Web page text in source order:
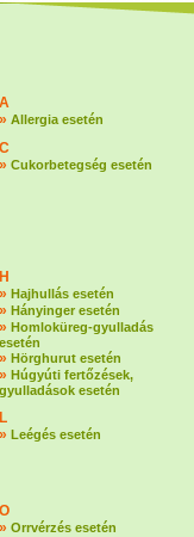
A
» Allergia esetén
C
» Cukorbetegség esetén
H
» Hajhullás esetén
» Hányinger esetén
» Homloküreg-gyulladás
esetén
» Hörghurut esetén
» Húgyúti fertőzések,
gyulladások esetén
L
» Leégés esetén
O
» Orrvérzés esetén